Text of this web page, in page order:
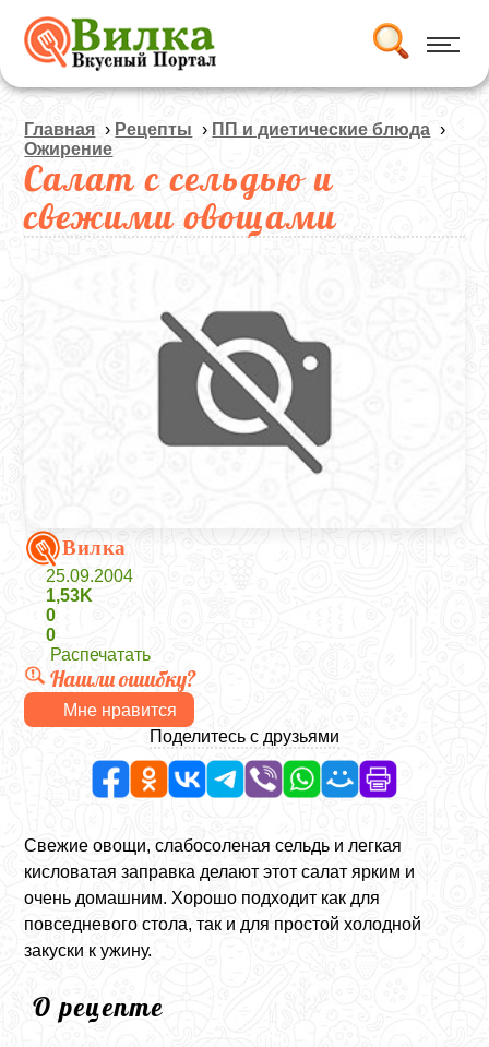
Главная › Рецепты › ПП и диетические блюда ›
Ожирение
Салат с сельдью и
свежими овощами
Вилка
25.09.2004
1,53K
0
0
Распечатать
Нашли ошибку?
Мне нравится
Поделитесь с друзьями
Свежие овощи, слабосоленая сельдь и легкая
кисловатая заправка делают этот салат ярким и
очень домашним. Хорошо подходит как для
повседневого стола, так и для простой холодной
закуски к ужину.
О рецепте